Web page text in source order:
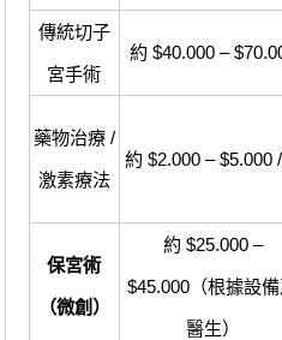
傳統切子
宮手術
約 $40.000 –
藥物治療 /
激素療法
約 $2.000 – $5.000
保宮術
（微創）
約 $25.000 –
$45.000（根據設
醫生）